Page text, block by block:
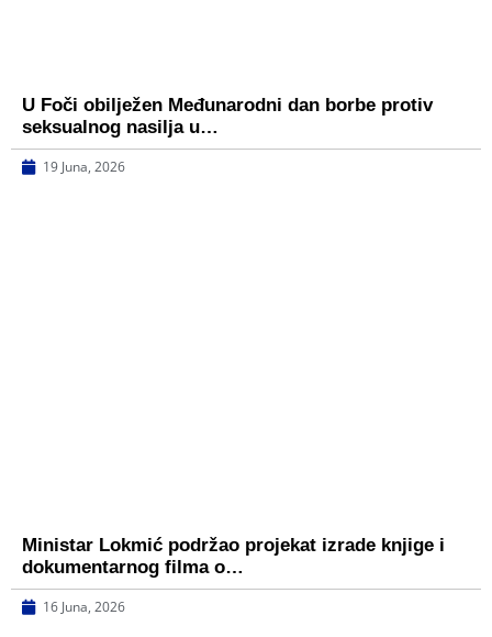
U Foči obilježen Međunarodni dan borbe protiv
seksualnog nasilja u…
19 Juna, 2026
Ministar Lokmić podržao projekat izrade knjige i
dokumentarnog filma o…
16 Juna, 2026